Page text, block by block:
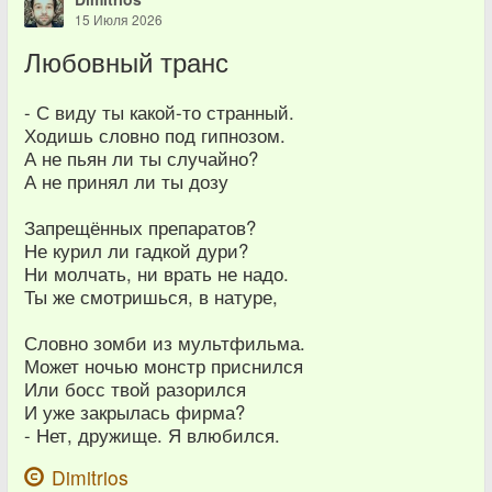
15 Июля 2026
Любовный транс
- С виду ты какой-то странный.
Ходишь словно под гипнозом.
А не пьян ли ты случайно?
А не принял ли ты дозу
Запрещённых препаратов?
Не курил ли гадкой дури?
Ни молчать, ни врать не надо.
Ты же смотришься, в натуре,
Словно зомби из мультфильма.
Может ночью монстр приснился
Или босс твой разорился
И уже закрылась фирма?
- Нет, дружище. Я влюбился.
Dimitrios